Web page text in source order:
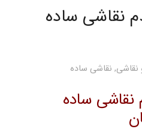
نقاشی ساده
نقاشی, نقاشی ساده
ساده